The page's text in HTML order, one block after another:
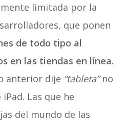
limitada por la
que ponen
de todo tipo al
en las tiendas en línea.
anterior dije “tableta”no
Las que he
del mundo de las